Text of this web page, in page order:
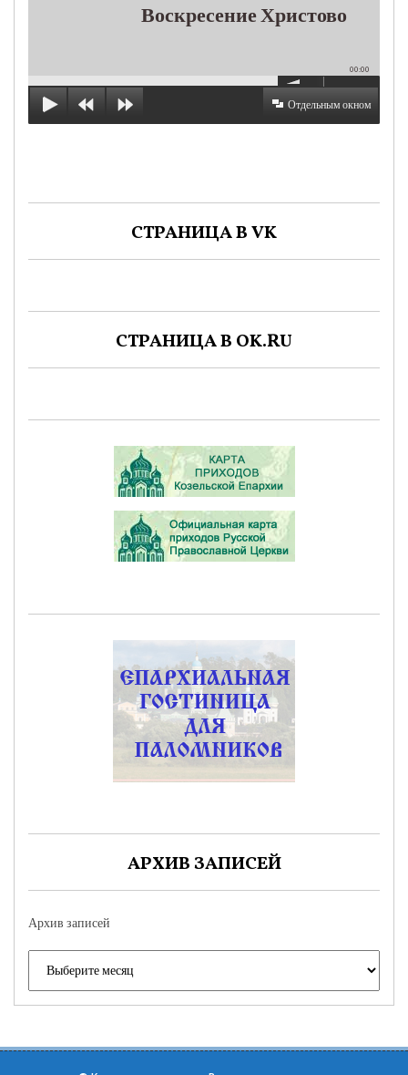
Воскресение Христово
00:00
Отдельным окном
СТРАНИЦА В VK
СТРАНИЦА В OK.RU
АРХИВ ЗАПИСЕЙ
Архив записей